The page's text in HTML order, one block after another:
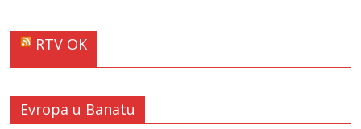
RTV OK
Evropa u Banatu